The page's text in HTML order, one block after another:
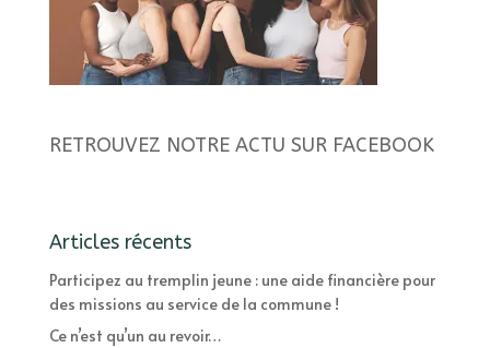
RETROUVEZ NOTRE ACTU SUR FACEBOOK
Articles récents
Participez au tremplin jeune : une aide financière pour
des missions au service de la commune !
Ce n’est qu’un au revoir…